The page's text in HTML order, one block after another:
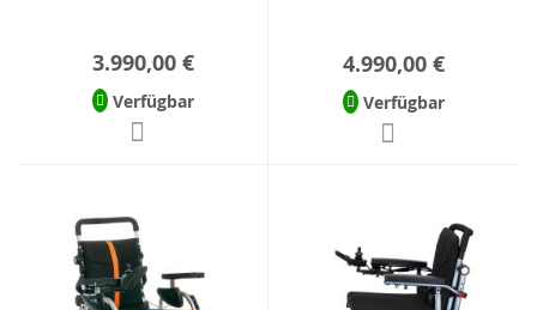
3.990,00 €
Verfügbar
4.990,00 €
Verfügbar